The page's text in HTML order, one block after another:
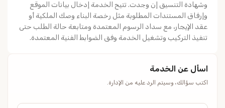
وشهادة التنسيق إن وجدت. تتيح الخدمة إدخال بيانات الموقع
وإرفاق المستندات المطلوبة مثل رخصة البناء وصك الملكية أو
عقد الإيجار، مع سداد الرسوم المعتمدة ومتابعة حالة الطلب حتى
تنفيذ التركيب وتشغيل الخدمة وفق الضوابط الفنية المعتمدة.
اسأل عن الخدمة
اكتب سؤالك، وسيتم الرد عليه من الإدارة.